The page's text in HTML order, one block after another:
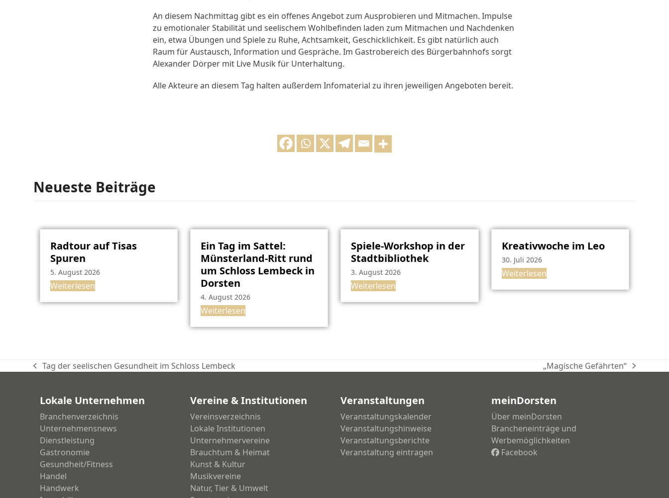
An diesem Nachmittag gibt es ein offenes Angebot zum Ausprobieren und Mitmachen. Impulse
zu emotionaler Stabilität und seelischem Wohlbefinden laden zum Mitmachen und Nachdenken
ein, etwa Übungen und Spiele zu Ruhe, Achtsamkeit, Geschicklichkeit. Es gibt natürlich auch
Raum für Austausch, Information und Gespräche. Im Gastrobereich des Bürgerbahnhofs sorgt
Alexander Dörper mit Live Musik für Unterhaltung.
Alle Akteure an diesem Tag halten außerdem Infomaterial zu ihren jeweiligen Angeboten bereit.
Neueste Beiträge
Radtour auf Tisas
Spuren
5. August 2026
Weiterlesen
Ein Tag im Sattel:
Münsterland-Ritt rund
um Schloss Lembeck in
Dorsten
4. August 2026
Weiterlesen
Spiele-Workshop in der
Stadtbibliothek
3. August 2026
Weiterlesen
Kreativwoche im Leo
30. Juli 2026
Weiterlesen
vorheriger
Tag der seelischen Gesundheit im Schloss Lembeck
Nächster
„Magische Gefährten“
Lokale Unternehmen
Branchenverzeichnis
Unternehmensnews
Dienstleistung
Gastronomie
Gesundheit/Fitness
Handel
Handwerk
Vereine & Institutionen
Vereinsverzeichnis
Lokale Institutionen
Unternehmervereine
Brauchtum & Heimat
Kunst & Kultur
Musikvereine
Natur, Tier & Umwelt
Veranstaltungen
Veranstaltungskalender
Veranstaltungshinweise
Veranstaltungsberichte
Veranstaltung eintragen
meinDorsten
Über meinDorsten
Brancheneinträge und
Werbemöglichkeiten
Facebook